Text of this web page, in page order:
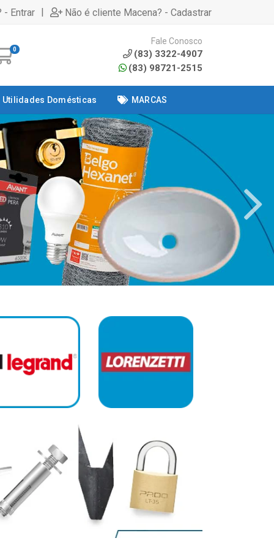
- Entrar | Não é cliente Macena? - Cadastrar
0
Fale Conosco
(83) 3322-4907
(83) 98721-2515
Utilidades Domésticas MARCAS